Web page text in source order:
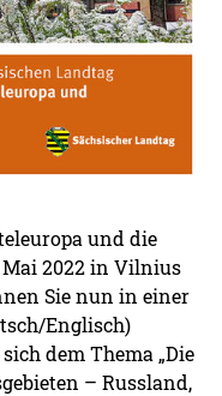
und die
2022 in Vilnius
Sie nun in einer
Englisch)
dem Thema „Die
– Russland,